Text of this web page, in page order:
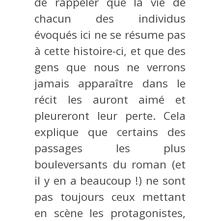
chacun des individus
évoqués ici ne se résume pas
à cette histoire-ci, et que des
gens que nous ne verrons
jamais apparaître dans le
récit les auront aimé et
pleureront leur perte. Cela
explique que certains des
passages les plus
bouleversants du roman (et
il y en a beaucoup !) ne sont
pas toujours ceux mettant
en scène les protagonistes,